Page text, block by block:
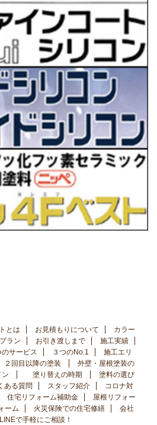
とは お見積もりについて
カラー
ラン お引き渡しまで
施工実績
サービス ３つのNo.1
施工エリ
２回目以降の塗装
外壁・屋根塗装の
ン 塗り替えの時期
塗料の選び
ある質問 スタッフ紹介
コロナ対
住宅リフォーム補助金
屋根リフォー
ーム 火災保険での住宅修繕
会社
LINEで手軽にご相談！